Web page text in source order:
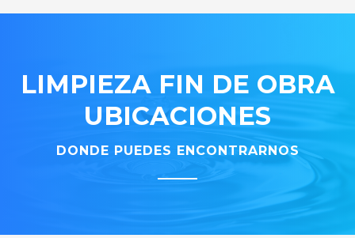
LIMPIEZA FIN DE OBRA
UBICACIONES
DONDE PUEDES ENCONTRARNOS